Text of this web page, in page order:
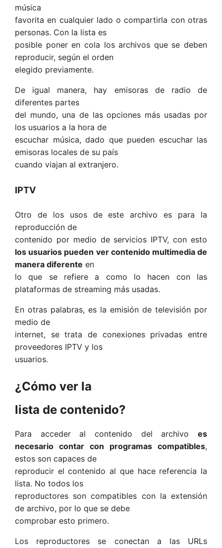
música
favorita en cualquier lado o compartirla con otras
personas. Con la lista es
posible poner en cola los archivos que se deben
reproducir, según el orden
elegido previamente.
De igual manera, hay emisoras de radio de
diferentes partes
del mundo, una de las opciones más usadas por
los usuarios a la hora de
escuchar música, dado que pueden escuchar las
emisoras locales de su país
cuando viajan al extranjero.
IPTV
Otro de los usos de este archivo es para la
reproducción de
contenido por medio de servicios IPTV, con esto
los usuarios pueden ver contenido multimedia de
manera diferente en
lo que se refiere a como lo hacen con las
plataformas de streaming más usadas.
En otras palabras, es la emisión de televisión por
medio de
internet, se trata de conexiones privadas entre
proveedores IPTV y los
usuarios.
¿Cómo ver la
lista de contenido?
Para acceder al contenido del archivo es
necesario contar con programas compatibles,
estos son capaces de
reproducir el contenido al que hace referencia la
lista. No todos los
reproductores son compatibles con la extensión
de archivo, por lo que se debe
comprobar esto primero.
Los reproductores se conectan a las URLs